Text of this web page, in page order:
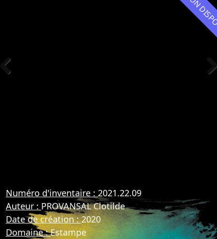
NON
Numéro d'inventaire : 2021.22.09
Auteur : PROVANSAL Clotilde
Date de création :2020
Domaine :Estampe